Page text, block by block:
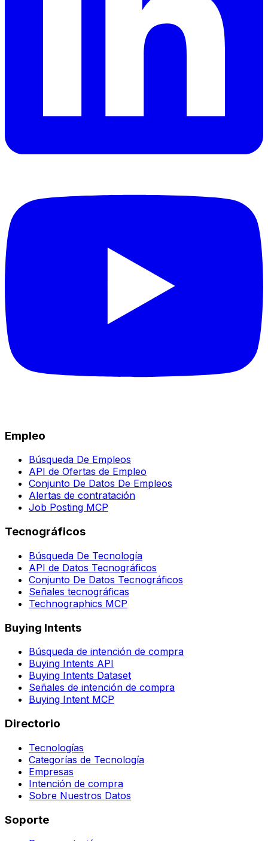
Empleo
Búsqueda De Empleos
API de Ofertas de Empleo
Conjunto De Datos De Empleos
Alertas de contratación
Job Posting MCP
Tecnográficos
Búsqueda De Tecnología
API de Datos Tecnográficos
Conjunto De Datos Tecnográficos
Señales tecnográficas
Technographics MCP
Buying Intents
Búsqueda de intención de compra
Buying Intents API
Buying Intents Dataset
Señales de intención de compra
Buying Intent MCP
Directorio
Tecnologías
Categorías de Tecnología
Empresas
Intención de compra
Sobre Nuestros Datos
Soporte